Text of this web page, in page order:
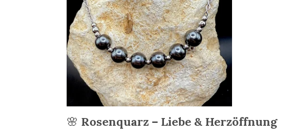
🌸 Rosenquarz – Liebe & Herzöffnung